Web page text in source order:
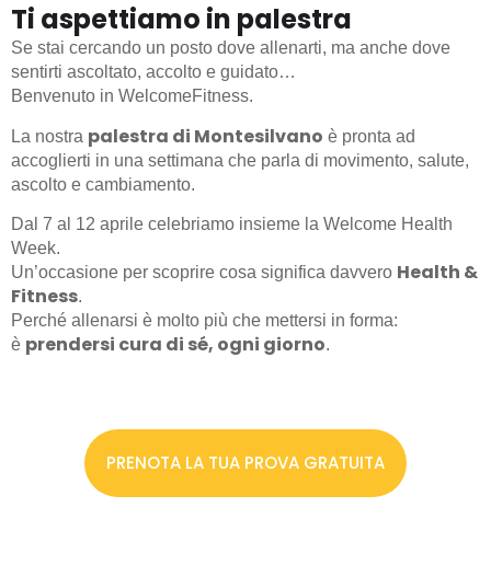
Ti aspettiamo in palestra
Se stai cercando un posto dove allenarti, ma anche dove
sentirti ascoltato, accolto e guidato…
Benvenuto in WelcomeFitness.
La nostra palestra di Montesilvano è pronta ad
accoglierti in una settimana che parla di movimento, salute,
ascolto e cambiamento.
️Dal 7 al 12 aprile celebriamo insieme la Welcome Health
Week.
Un’occasione per scoprire cosa significa davvero Health &
Fitness.
Perché allenarsi è molto più che mettersi in forma:
è prendersi cura di sé, ogni giorno.
PRENOTA LA TUA PROVA GRATUITA